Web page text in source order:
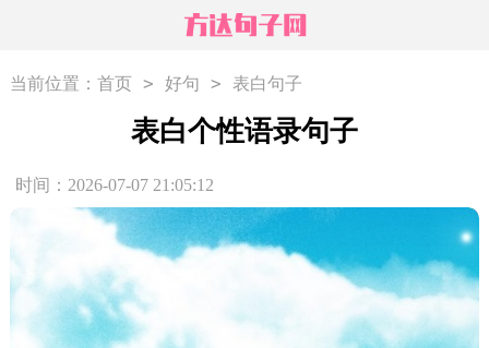
当前位置： 首页 > 好句 > 表白句子
表白个性语录句子
时间：2026-07-07 21:05:12